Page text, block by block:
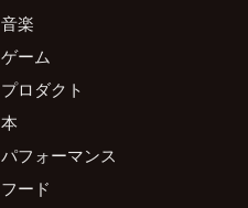
音楽
ゲーム
プロダクト
本
パフォーマンス
フード